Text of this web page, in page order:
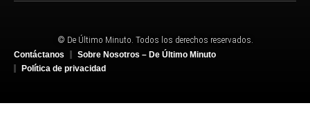
© De Último Minuto. Todos los derechos reservados.
Contáctanos
Sobre Nosotros – De Último Minuto
Política de privacidad